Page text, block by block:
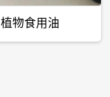
植物食用油